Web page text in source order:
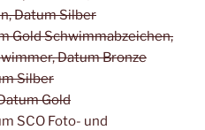
Datum Silber
Gold Schwimmabzeichen,
Datum Bronze
Silber
Gold
SCO Foto- und